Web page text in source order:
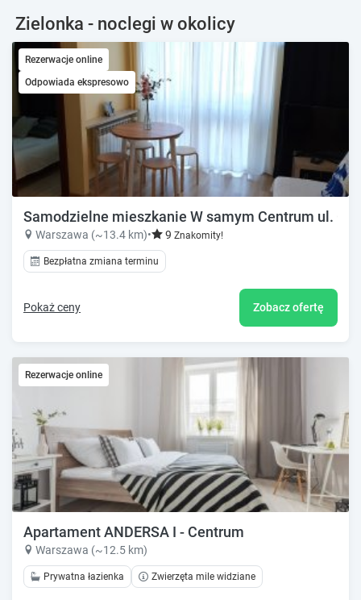
Zielonka - noclegi w okolicy
Rezerwacje online
Odpowiada ekspresowo
Samodzielne mieszkanie W samym Centrum ul.
Warszawa (~13.4 km)• 9 Znakomity!
Bezpłatna zmiana terminu
Pokaż ceny Zobacz ofertę
Rezerwacje online
Apartament ANDERSA I - Centrum
Warszawa (~12.5 km)
Prywatna łazienka Zwierzęta mile widziane